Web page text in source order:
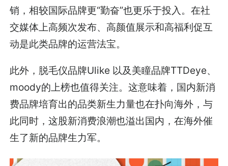
销，相较国际品牌更“勤奋”也更乐于投入。在社
交媒体上高频次发布、高颜值展示和高福利促互
动是此类品牌的运营法宝。
此外，脱毛仪品牌Ulike 以及美瞳品牌TTDeye、
moody的上榜也值得关注。这意味着，国内新消
费品牌培育出的品类新生力量也在扑向海外，与
此同时，这股新消费浪潮也溢出国内，在海外催
生了新的品牌生力军。